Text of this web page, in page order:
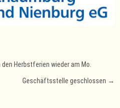
Herbstferien wieder am Mo.
Geschäftsstelle geschlossen →